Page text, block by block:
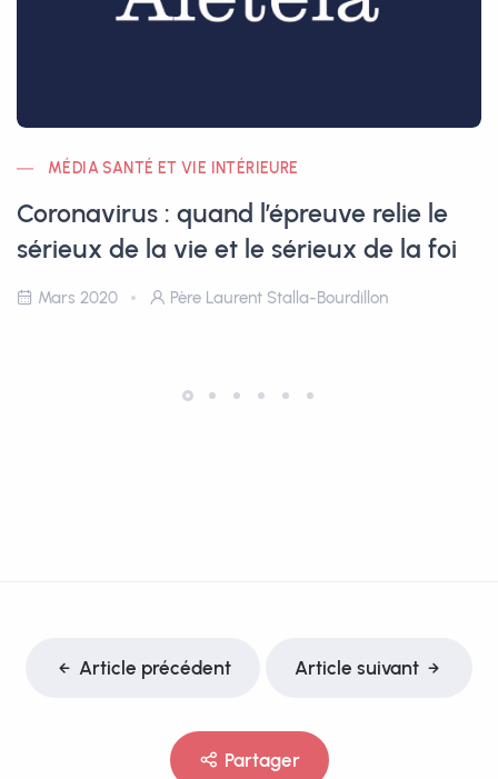
MÉDIA SANTÉ ET VIE INTÉRIEURE
Coronavirus : quand l’épreuve relie le
sérieux de la vie et le sérieux de la foi
Mars 2020 Père Laurent Stalla-Bourdillon
Article précédent Article suivant
Partager